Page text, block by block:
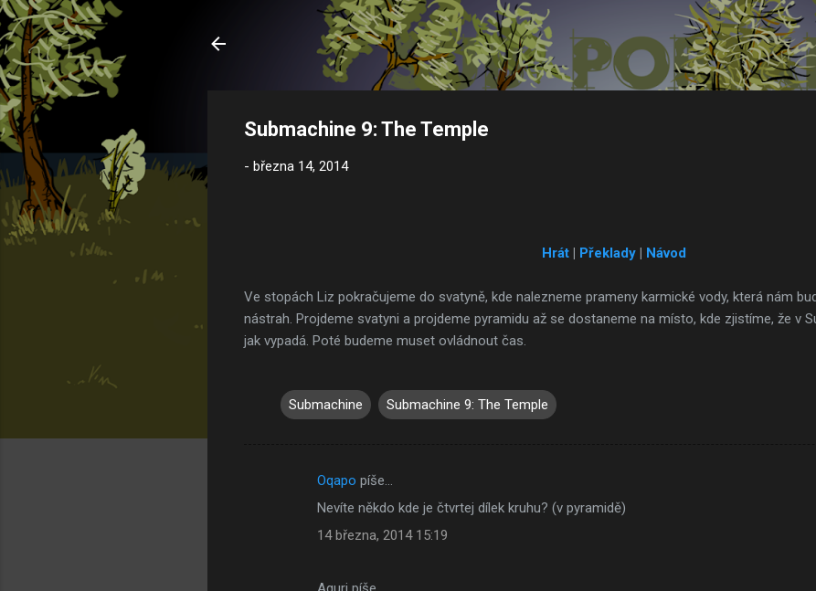
Přeskočit na hlavní obsah
Submachine 9: The Temple
- března 14, 2014
Hrát | Překlady | Návod
Ve stopách Liz pokračujeme do svatyně, kde nalezneme prameny karmické vody, která nám
nástrah. Projdeme svatyni a projdeme pyramidu až se dostaneme na místo, kde zjistíme, že v
jak vypadá. Poté budeme muset ovládnout čas.
Submachine Submachine 9: The Temple
Oqapo píše…
Nevíte někdo kde je čtvrtej dílek kruhu? (v pyramidě)
14 března, 2014 15:19